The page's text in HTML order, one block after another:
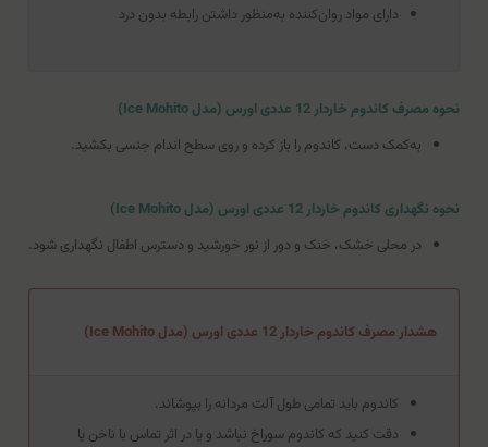
دارای مواد روان‌کننده به‌منظور داشتن رابطه بدون درد
نحوه مصرف کاندوم خاردار 12 عددی اورس (مدل Ice Mohito)
به‌کمک دست، کاندوم را باز کرده و روی سطح اندام جنسی بکشید.
نحوه نگهداری کاندوم خاردار 12 عددی اورس (مدل Ice Mohito)
در محلی خشک، خنک و دور از نور خورشید و دسترس اطفال نگهداری شود.
هشدار مصرف کاندوم خاردار 12 عددی اورس (مدل Ice Mohito)
کاندوم باید تمامی طول آلت مردانه را بپوشاند.
دقت کنید که کاندوم سوراخ نباشد و یا در اثر تماس با ناخن یا